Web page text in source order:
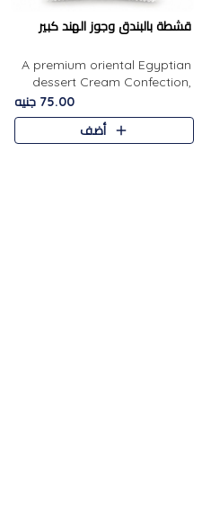
قشطة بالبندق وجوز الهند كبير
A premium oriental Egyptian
dessert Cream Confection,
featuring a soft, creamy
texture and the distinctive
flavor of roasted hazelnuts.
75.00 جنيه
أضف